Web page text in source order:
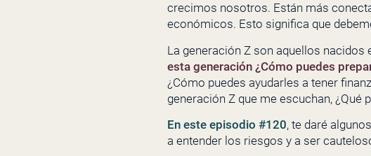
crecimos nosotros. Están más
económicos. Esto significa que
La generación Z son aquellos nacidos
esta generación ¿Cómo puedes
¿Cómo puedes ayudarles a tener
generación Z que me escuchan, ¿Qué
En este episodio #120, te daré
a entender los riesgos y a ser